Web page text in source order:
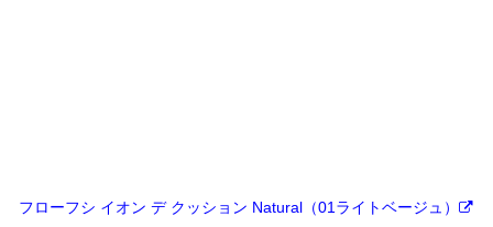
フローフシ イオン デ クッション Natural（01ライトベージュ）